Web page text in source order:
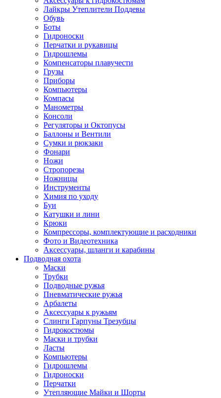
Лайкры Утеплители Поддевы
Обувь
Боты
Гидроноски
Перчатки и рукавицы
Гидрошлемы
Компенсаторы плавучести
Грузы
Приборы
Компьютеры
Компасы
Манометры
Консоли
Регуляторы и Октопусы
Баллоны и Вентили
Сумки и рюкзаки
Фонари
Ножи
Стропорезы
Ножницы
Инструменты
Химия по уходу
Буи
Катушки и лини
Крюки
Компрессоры, комплектующие и расходники
Фото и Видеотехника
Аксессуары, шланги и карабины
Подводная охота
Маски
Трубки
Подводные ружья
Пневматические ружья
Арбалеты
Аксессуары к ружьям
Слинги Гарпуны Трезубцы
Гидрокостюмы
Маски и трубки
Ласты
Компьютеры
Гидрошлемы
Гидроноски
Перчатки
Утепляющие Майки и Шорты